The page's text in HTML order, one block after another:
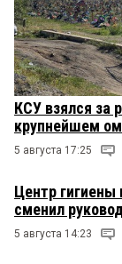
КСУ взялся за
крупнейшем
5 августа 17:25
Центр гигиены
сменил
5 августа 14:23